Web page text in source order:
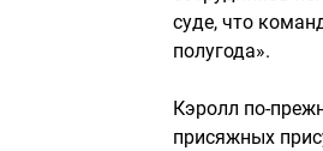
суде, что
полугода».
Кэролл по-
присяжных